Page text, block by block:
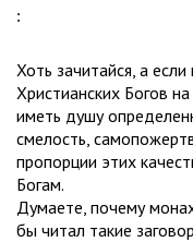
:
Хоть зачитайся, а
Христианских Богов
иметь душу
смелость,
пропорции этих
Богам.
Думаете, почему
бы читал такие